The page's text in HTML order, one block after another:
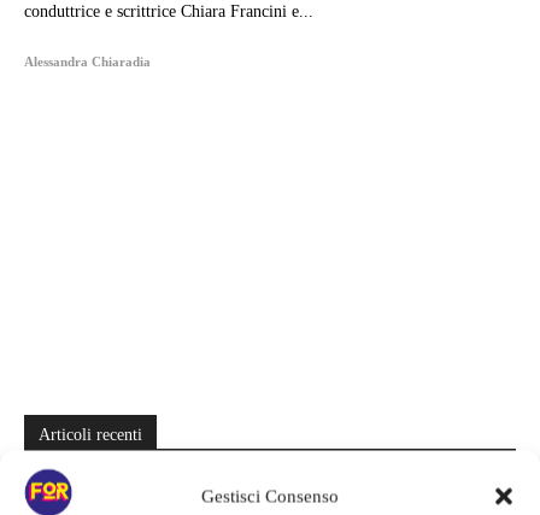
Gestisci Consenso
conduttrice e scrittrice Chiara Francini e...
Alessandra Chiaradia
Articoli recenti
La paura dell’altezza torna al cinema | Il sequel di Fall cambia
scenario: una nuova sfida senza via di fuga